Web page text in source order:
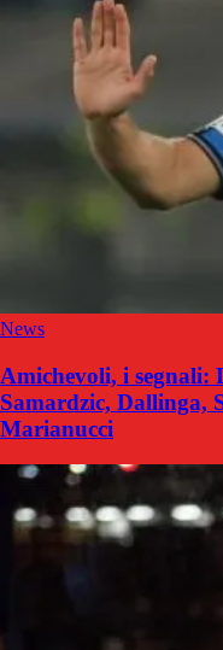
News
Amichevoli, i segnali:
Samardzic, Dallinga,
Marianucci